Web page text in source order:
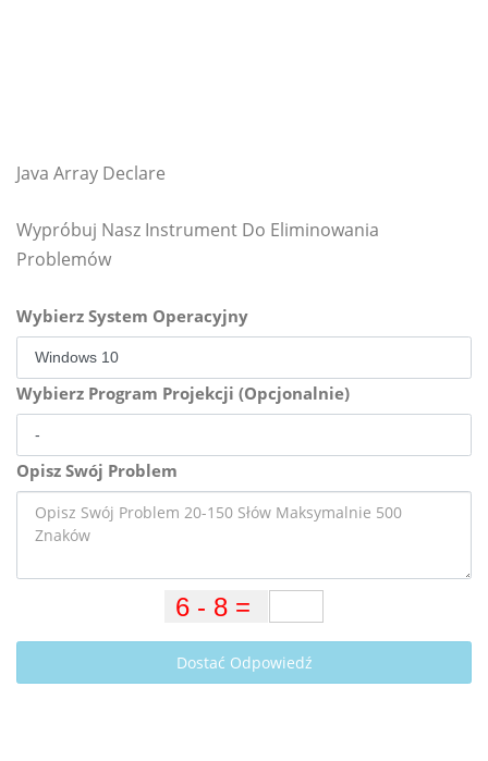
Java Array Declare
Wypróbuj Nasz Instrument Do Eliminowania
Problemów
Wybierz System Operacyjny
Wybierz Program Projekcji (Opcjonalnie)
Opisz Swój Problem
Dostać Odpowiedź